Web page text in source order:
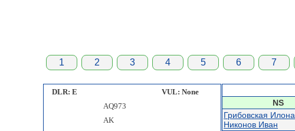
1 2 3 4 5 6 7
DLR: E
VUL: None
AQ973
AK
NS
Грибовская Илона
Никонов Иван